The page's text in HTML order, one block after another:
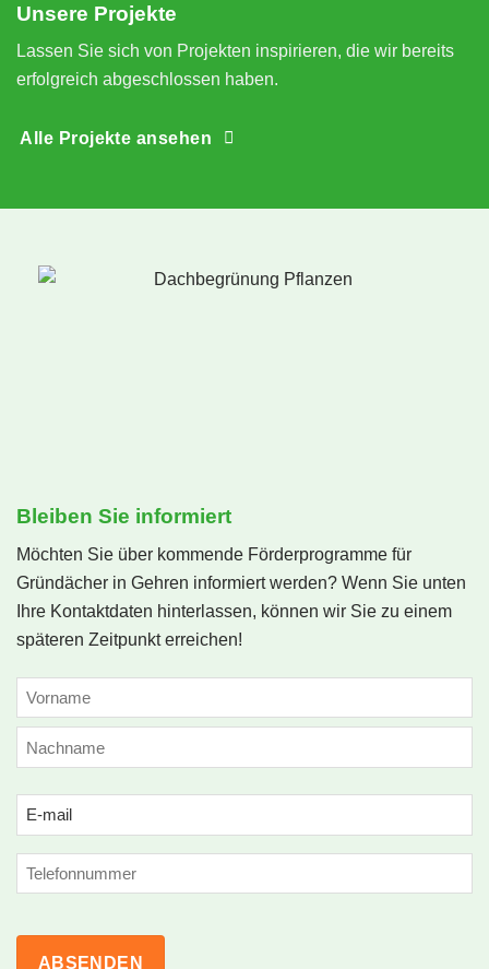
Unsere Projekte
Lassen Sie sich von Projekten inspirieren, die wir bereits
erfolgreich abgeschlossen haben.
Alle Projekte ansehen
Bleiben Sie informiert
Möchten Sie über kommende Förderprogramme für
Gründächer in Gehren informiert werden? Wenn Sie unten
Ihre Kontaktdaten hinterlassen, können wir Sie zu einem
späteren Zeitpunkt erreichen!
NAME
(ERFORDERLICH)
Email
(erforderlich)
Phone